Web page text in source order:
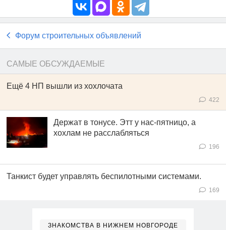
Форум строительных объявлений
САМЫЕ ОБСУЖДАЕМЫЕ
Ещё 4 НП вышли из хохлочата
422
Держат в тонусе. Этт у нас-пятницо, а
хохлам не расслабляться
196
Танкист будет управлять беспилотными системами.
169
ЗНАКОМСТВА В НИЖНЕМ НОВГОРОДЕ